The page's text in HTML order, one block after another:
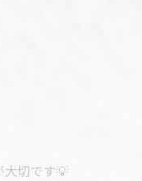
大切です💡